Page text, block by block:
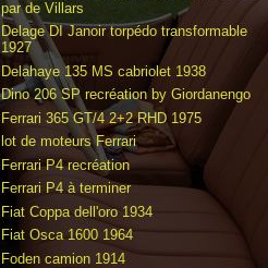
par de Villars
Delage DI Janoir torpédo transformable
1927
Delahaye 135 MS cabriolet 1938
Dino 206 SP recréation by Giordanengo
Ferrari 365 GT/4 2+2 RHD 1975
lot de moteurs Ferrari
Ferrari P4 recréation
Ferrari P4 à terminer
Fiat Coppa dell'oro 1934
Fiat Osca 1600 1964
Foden camion 1914